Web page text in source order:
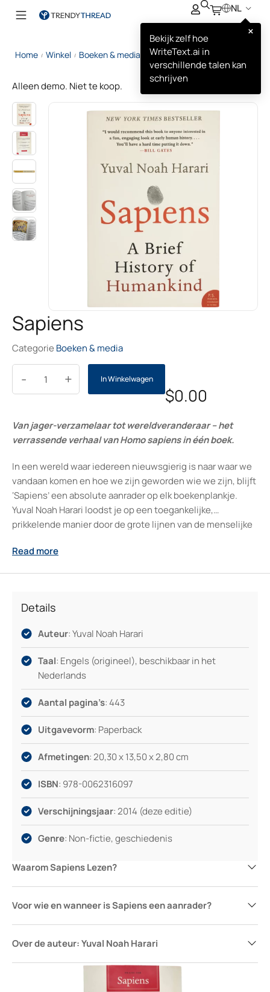
NL
×
Bekijk zelf hoe
WriteText.ai in
verschillende talen kan
schrijven
Home / Winkel / Boeken & media Sapiens
Alleen demo. Niet te koop.
Sapiens
Categorie Boeken & media
+
- In Winkelwagen
$0.00
Van jager-verzamelaar tot wereldveranderaar – het
verrassende verhaal van Homo sapiens in één boek.
In een wereld waar iedereen nieuwsgierig is naar waar we
vandaan komen en hoe we zijn geworden wie we zijn, blijft
‘Sapiens’ een absolute aanrader op elk boekenplankje.
Yuval Noah Harari loodst je op een toegankelijke,
prikkelende manier door de grote lijnen van de menselijke
gewoon zin hebt in een meeslepend verhaal dat stof tot
Read more
Details
Auteur: Yuval Noah Harari
Taal: Engels (origineel), beschikbaar in het
Nederlands
Aantal pagina’s: 443
Uitgavevorm: Paperback
Afmetingen: 20,30 x 13,50 x 2,80 cm
ISBN: 978-0062316097
Verschijningsjaar: 2014 (deze editie)
Genre: Non-fictie, geschiedenis
Waarom Sapiens Lezen?
Voor wie en wanneer is Sapiens een aanrader?
Over de auteur: Yuval Noah Harari